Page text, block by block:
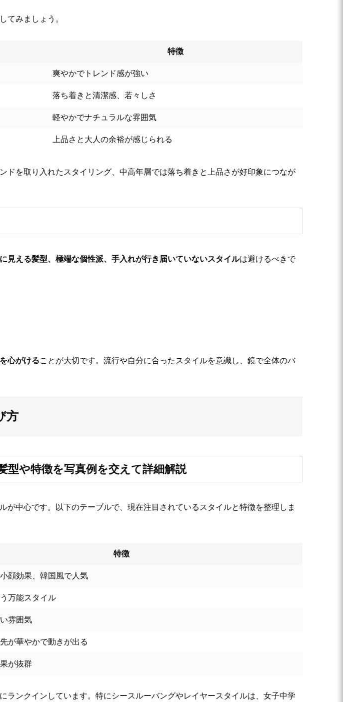
てみましょう。
特徴
爽やかでトレンド感が強い
落ち着きと清潔感、若々しさ
軽やかでナチュラルな雰囲気
上品さと大人の余裕が感じられる
ドを取り入れたスタイリング、中高年層では落ち着きと上品さが好印象につなが
見える髪型、極端な個性派、手入れが行き届いていないスタイルは避けるべきで
心がけることが大切です。流行や自分に合ったスタイルを意識し、鏡で全体のバ
方
型や特徴を写真例を交えて詳細解説
中心です。以下のテーブルで、現在注目されているスタイルと特徴を整理しま
特徴
顔効果、韓国風で人気
万能スタイル
雰囲気
が華やかで動きが出る
が抜群
ンクインしています。特にシースルーバングやレイヤースタイルは、女子中学